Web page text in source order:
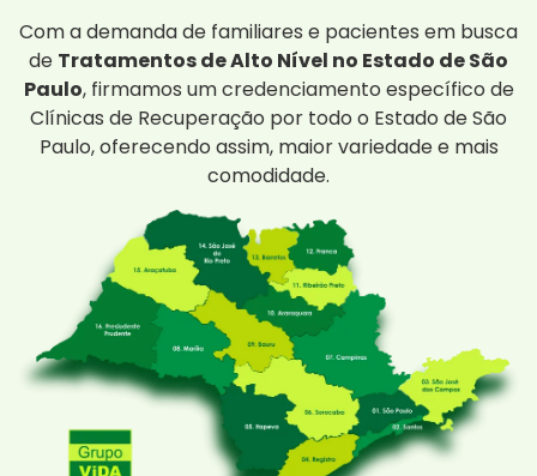
Com a demanda de familiares e pacientes em busca
de Tratamentos de Alto Nível no Estado de São
Paulo, firmamos um credenciamento específico de
Clínicas de Recuperação por todo o Estado de São
Paulo, oferecendo assim, maior variedade e mais
comodidade.